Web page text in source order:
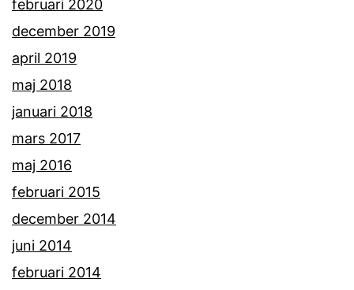
februari 2020
december 2019
april 2019
maj 2018
januari 2018
mars 2017
maj 2016
februari 2015
december 2014
juni 2014
februari 2014